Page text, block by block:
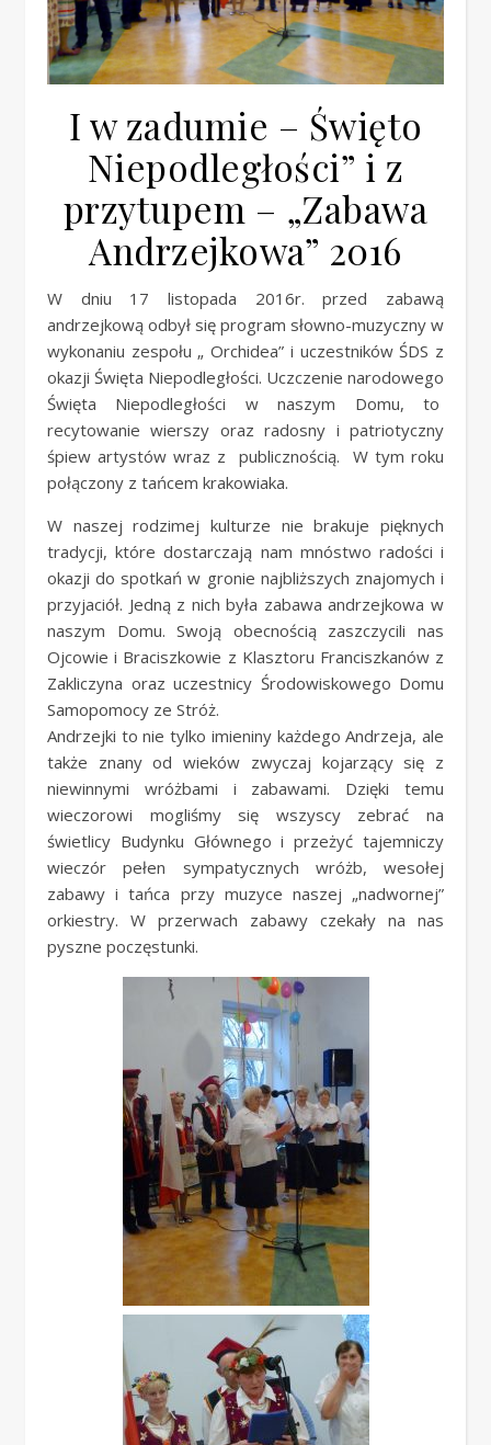
I w zadumie – Święto
Niepodległości” i z
przytupem – „Zabawa
Andrzejkowa” 2016
W dniu 17 listopada 2016r. przed zabawą
andrzejkową odbył się program słowno-muzyczny w
wykonaniu zespołu „ Orchidea” i uczestników ŚDS z
okazji Święta Niepodległości. Uczczenie narodowego
Święta Niepodległości w naszym Domu, to
recytowanie wierszy oraz radosny i patriotyczny
śpiew artystów wraz z publicznością. W tym roku
połączony z tańcem krakowiaka.
W naszej rodzimej kulturze nie brakuje pięknych
tradycji, które dostarczają nam mnóstwo radości i
okazji do spotkań w gronie najbliższych znajomych i
przyjaciół. Jedną z nich była zabawa andrzejkowa w
naszym Domu. Swoją obecnością zaszczycili nas
Ojcowie i Braciszkowie z Klasztoru Franciszkanów z
Zakliczyna oraz uczestnicy Środowiskowego Domu
Samopomocy ze Stróż.
Andrzejki to nie tylko imieniny każdego Andrzeja, ale
także znany od wieków zwyczaj kojarzący się z
niewinnymi wróżbami i zabawami. Dzięki temu
wieczorowi mogliśmy się wszyscy zebrać na
świetlicy Budynku Głównego i przeżyć tajemniczy
wieczór pełen sympatycznych wróżb, wesołej
zabawy i tańca przy muzyce naszej „nadwornej”
orkiestry. W przerwach zabawy czekały na nas
pyszne poczęstunki.